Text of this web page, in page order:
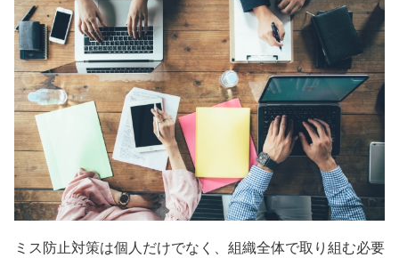
ミス防止対策は個人だけでなく、組織全体で取り組む必要